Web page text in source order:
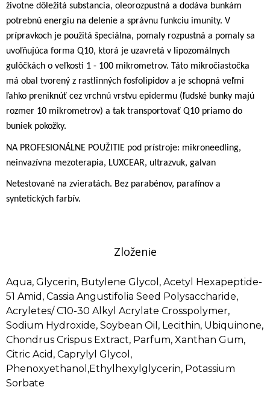
životne dôležitá substancia, oleorozpustná a dodáva bunkám
potrebnú energiu na delenie a správnu funkciu imunity. V
prípravkoch je použitá špeciálna, pomaly rozpustná a pomaly sa
uvoľňujúca forma Q10, ktorá je uzavretá v lipozomálnych
gulôčkách o veľkosti 1 - 100 mikrometrov. Táto mikročiastočka
má obal tvorený z rastlinných fosfolipidov a je schopná veľmi
ľahko preniknúť cez vrchnú vrstvu epidermu (ľudské bunky majú
rozmer 10 mikrometrov) a tak transportovať Q10 priamo do
buniek pokožky.
NA PROFESIONÁLNE POUŽITIE pod prístroje: mikroneedling,
neinvazívna mezoterapia, LUXCEAR, ultrazvuk, galvan
Netestované na zvieratách. Bez parabénov, parafínov a
syntetických farbív.
Zloženie
Aqua, Glycerin, Butylene Glycol, Acetyl Hexapeptide-
51 Amid, Cassia Angustifolia Seed Polysaccharide,
Acryletes/ C10-30 Alkyl Acrylate Crosspolymer,
Sodium Hydroxide, Soybean Oil, Lecithin, Ubiquinone,
Chondrus Crispus Extract, Parfum, Xanthan Gum,
Citric Acid, Caprylyl Glycol,
Phenoxyethanol,Ethylhexylglycerin, Potassium
Sorbate